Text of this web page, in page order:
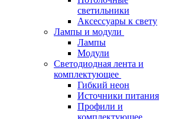
светильники
Аксессуары к свету
Лампы и модули
Лампы
Модули
Светодиодная лента и
комплектующее
Гибкий неон
Источники питания
Профили и
комплектующее